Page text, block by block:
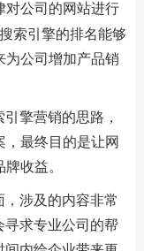
对公司的网站进行
索引擎的排名能够
为公司增加产品销
擎营销的思路，
最终目的是让网
收益。
，涉及的内容非常
寻求专业公司的帮